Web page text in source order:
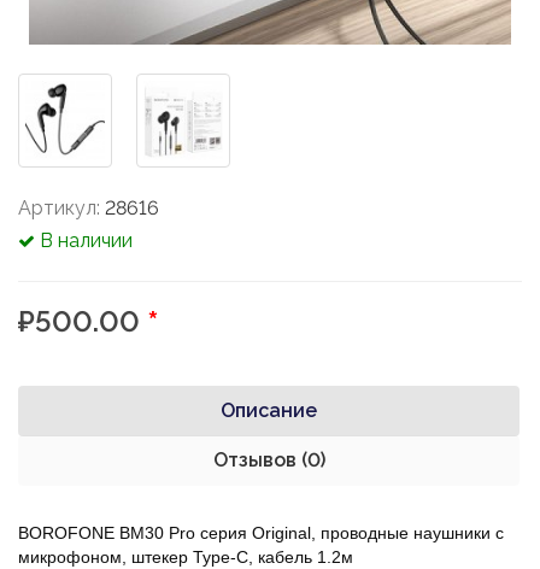
Артикул: 28616
В наличии
₽500.00 *
Описание
Отзывов (0)
BOROFONE BM30 Pro серия Original, проводные наушники с
микрофоном, штекер Type-C, кабель 1.2м